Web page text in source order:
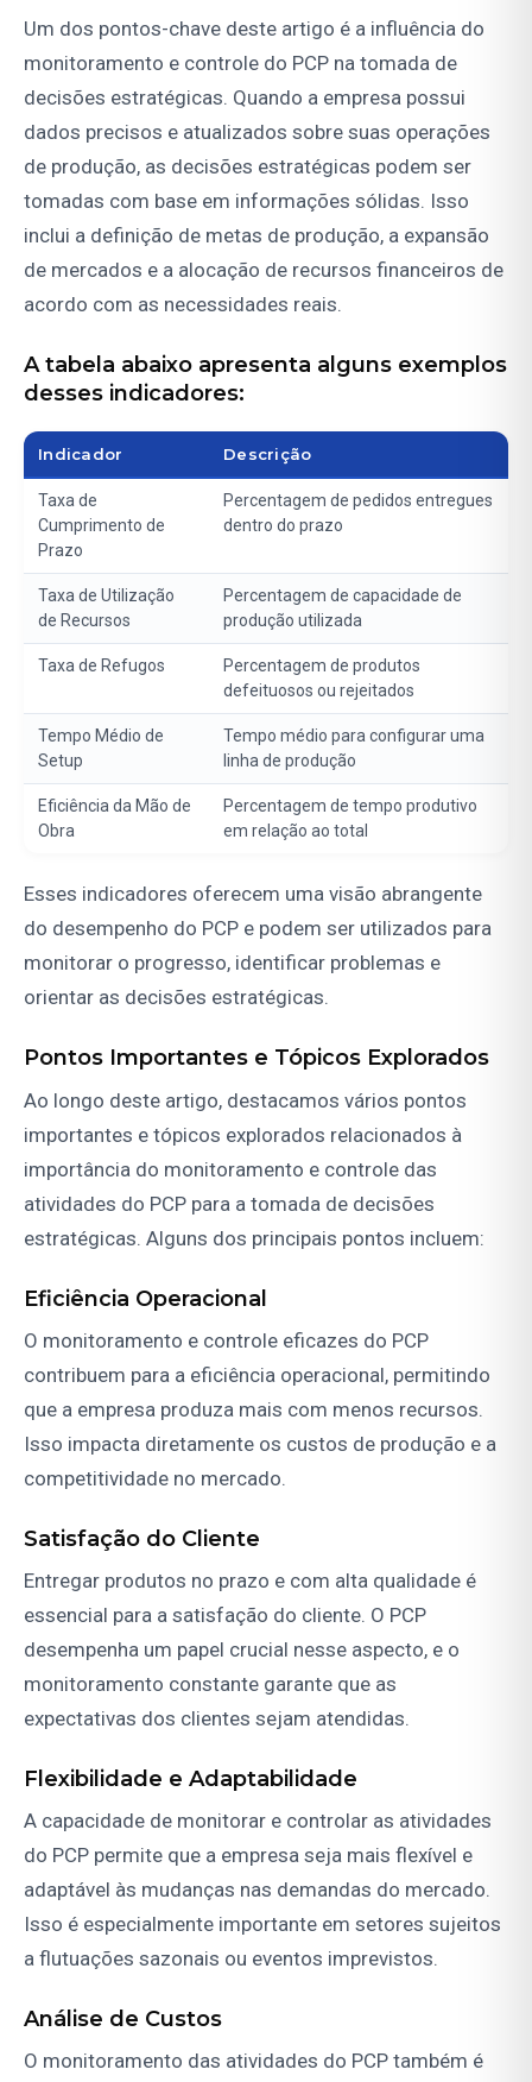
Um dos pontos-chave deste artigo é a influência do
monitoramento e controle do PCP na tomada de
decisões estratégicas. Quando a empresa possui
dados precisos e atualizados sobre suas operações
de produção, as decisões estratégicas podem ser
tomadas com base em informações sólidas. Isso
inclui a definição de metas de produção, a expansão
de mercados e a alocação de recursos financeiros de
acordo com as necessidades reais.
A tabela abaixo apresenta alguns exemplos
desses indicadores:
Indicador Descrição
Taxa de
Cumprimento de
Prazo
Percentagem de pedidos entregues
dentro do prazo
Taxa de Utilização
de Recursos
Percentagem de capacidade de
produção utilizada
Taxa de Refugos
Percentagem de produtos
defeituosos ou rejeitados
Tempo Médio de
Setup
Tempo médio para configurar uma
linha de produção
Eficiência da Mão de
Obra
Percentagem de tempo produtivo
em relação ao total
Esses indicadores oferecem uma visão abrangente
do desempenho do PCP e podem ser utilizados para
monitorar o progresso, identificar problemas e
orientar as decisões estratégicas.
Pontos Importantes e Tópicos Explorados
Ao longo deste artigo, destacamos vários pontos
importantes e tópicos explorados relacionados à
importância do monitoramento e controle das
atividades do PCP para a tomada de decisões
estratégicas. Alguns dos principais pontos incluem:
Eficiência Operacional
O monitoramento e controle eficazes do PCP
contribuem para a eficiência operacional, permitindo
que a empresa produza mais com menos recursos.
Isso impacta diretamente os custos de produção e a
competitividade no mercado.
Satisfação do Cliente
Entregar produtos no prazo e com alta qualidade é
essencial para a satisfação do cliente. O PCP
desempenha um papel crucial nesse aspecto, e o
monitoramento constante garante que as
expectativas dos clientes sejam atendidas.
Flexibilidade e Adaptabilidade
A capacidade de monitorar e controlar as atividades
do PCP permite que a empresa seja mais flexível e
adaptável às mudanças nas demandas do mercado.
Isso é especialmente importante em setores sujeitos
a flutuações sazonais ou eventos imprevistos.
Análise de Custos
O monitoramento das atividades do PCP também é